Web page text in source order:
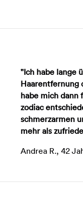
"Ich habe lange
Haarentfernung
habe mich dann
zodiac
schmerzarmen
mehr als
Andrea R., 42